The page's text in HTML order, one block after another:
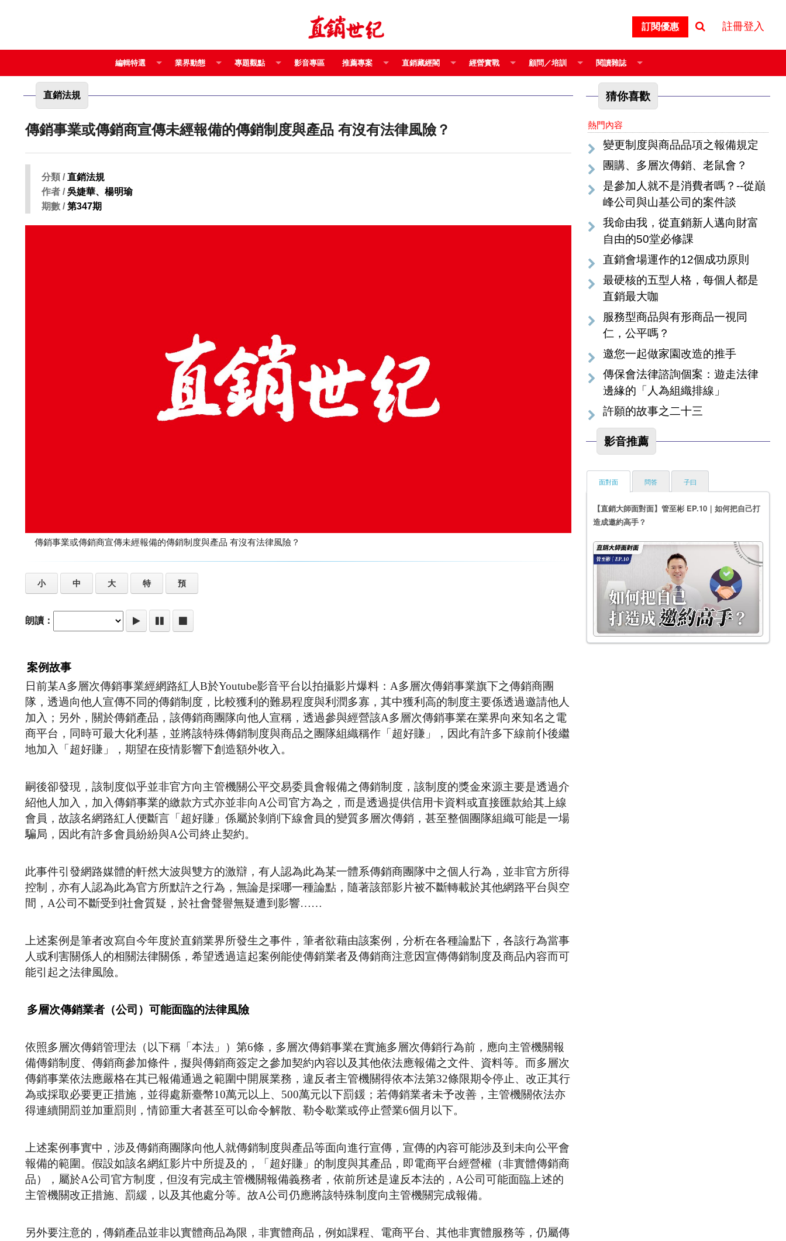
訂閱優惠 註冊登入
編輯特選 業界動態 專題觀點 影音專區 推薦專案 直銷藏經閣 經營實戰 顧問／培訓 閱讀雜誌
直銷法規
傳銷事業或傳銷商宣傳未經報備的傳銷制度與產品 有沒有法律風險？
分類 /直銷法規
作者 /吳婕華、楊明瑜
期數 /第347期
傳銷事業或傳銷商宣傳未經報備的傳銷制度與產品 有沒有法律風險？
小 中 大 特 預
朗讀：
案例故事
日前某A多層次傳銷事業經網路紅人B於Youtube影音平台以拍攝影片爆料：A多層次傳銷事業旗下之傳銷商團
隊，透過向他人宣傳不同的傳銷制度，比較獲利的難易程度與利潤多寡，其中獲利高的制度主要係透過邀請他人
加入；另外，關於傳銷產品，該傳銷商團隊向他人宣稱，透過參與經營該A多層次傳銷事業在業界向來知名之電
商平台，同時可最大化利基，並將該特殊傳銷制度與商品之團隊組織稱作「超好賺」，因此有許多下線前仆後繼
地加入「超好賺」，期望在疫情影響下創造額外收入。
嗣後卻發現，該制度似乎並非官方向主管機關公平交易委員會報備之傳銷制度，該制度的獎金來源主要是透過介
紹他人加入，加入傳銷事業的繳款方式亦並非向A公司官方為之，而是透過提供信用卡資料或直接匯款給其上線
會員，故該名網路紅人便斷言「超好賺」係屬於剝削下線會員的變質多層次傳銷，甚至整個團隊組織可能是一場
騙局，因此有許多會員紛紛與A公司終止契約。
此事件引發網路媒體的軒然大波與雙方的激辯，有人認為此為某一體系傳銷商團隊中之個人行為，並非官方所得
控制，亦有人認為此為官方所默許之行為，無論是採哪一種論點，隨著該部影片被不斷轉載於其他網路平台與空
間，A公司不斷受到社會質疑，於社會聲譽無疑遭到影響……
上述案例是筆者改寫自今年度於直銷業界所發生之事件，筆者欲藉由該案例，分析在各種論點下，各該行為當事
人或利害關係人的相關法律關係，希望透過這起案例能使傳銷業者及傳銷商注意因宣傳傳銷制度及商品內容而可
能引起之法律風險。
多層次傳銷業者（公司）可能面臨的法律風險
依照多層次傳銷管理法（以下稱「本法」）第6條，多層次傳銷事業在實施多層次傳銷行為前，應向主管機關報
備傳銷制度、傳銷商參加條件，擬與傳銷商簽定之參加契約內容以及其他依法應報備之文件、資料等。而多層次
傳銷事業依法應嚴格在其已報備通過之範圍中開展業務，違反者主管機關得依本法第32條限期令停止、改正其行
為或採取必要更正措施，並得處新臺幣10萬元以上、500萬元以下罰鍰；若傳銷業者未予改善，主管機關依法亦
得連續開罰並加重罰則，情節重大者甚至可以命令解散、勒令歇業或停止營業6個月以下。
上述案例事實中，涉及傳銷商團隊向他人就傳銷制度與產品等面向進行宣傳，宣傳的內容可能涉及到未向公平會
報備的範圍。假設如該名網紅影片中所提及的，「超好賺」的制度與其產品，即電商平台經營權（非實體傳銷商
品），屬於A公司官方制度，但沒有完成主管機關報備義務者，依前所述是違反本法的，A公司可能面臨上述的
主管機關改正措施、罰緩，以及其他處分等。故A公司仍應將該特殊制度向主管機關完成報備。
另外要注意的，傳銷產品並非以實體商品為限，非實體商品，例如課程、電商平台、其他非實體服務等，仍屬傳
猜你喜歡
熱門內容
變更制度與商品品項之報備規定
團購、多層次傳銷、老鼠會？
是參加人就不是消費者嗎？--從巔
峰公司與山基公司的案件談
我命由我，從直銷新人邁向財富
自由的50堂必修課
直銷會場運作的12個成功原則
最硬核的五型人格，每個人都是
直銷最大咖
服務型商品與有形商品一視同
仁，公平嗎？
邀您一起做家園改造的推手
傳保會法律諮詢個案：遊走法律
邊緣的「人為組織排線」
許願的故事之二十三
影音推薦
面對面
【直銷大師面對面】管至彬 EP.10｜如何把自己打
造成邀約高手？
問答 子曰